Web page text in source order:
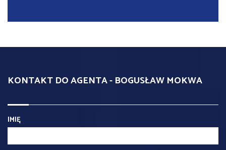
KONTAKT DO AGENTA - BOGUSŁAW MOKWA
IMIĘ